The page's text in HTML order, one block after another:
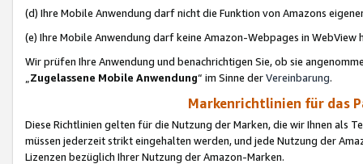
(d) Ihre Mobile Anwendung darf nicht die Funktion von Amazons
(e) Ihre Mobile Anwendung darf keine Amazon-Webpages in WebView
Wir prüfen Ihre Anwendung und benachrichtigen Sie, ob sie
„Zugelassene Mobile Anwendung“ im Sinne derVereinbarung.
Markenrichtlinien für das
Diese Richtlinien gelten für die Nutzung der Marken, die wir Ihnen als
müssen jederzeit strikt eingehalten werden, und jede Nutzung der
Lizenzen bezüglich Ihrer Nutzung der Amazon-Marken.